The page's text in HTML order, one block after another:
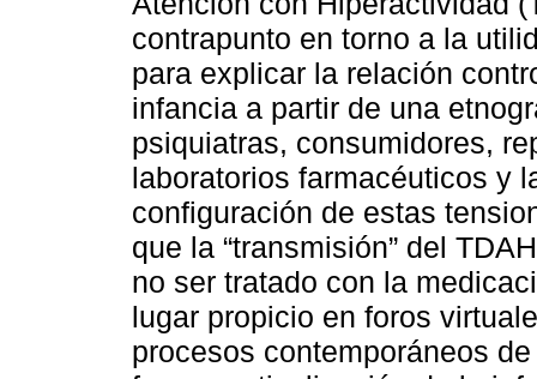
contrapunto en torno a la
para explicar la relación
infancia a partir de una
psiquiatras, consumidores,
laboratorios farmacéuticos y
configuración de estas
que la “transmisión” del
no ser tratado con la
lugar propicio en foros
procesos contemporáneos